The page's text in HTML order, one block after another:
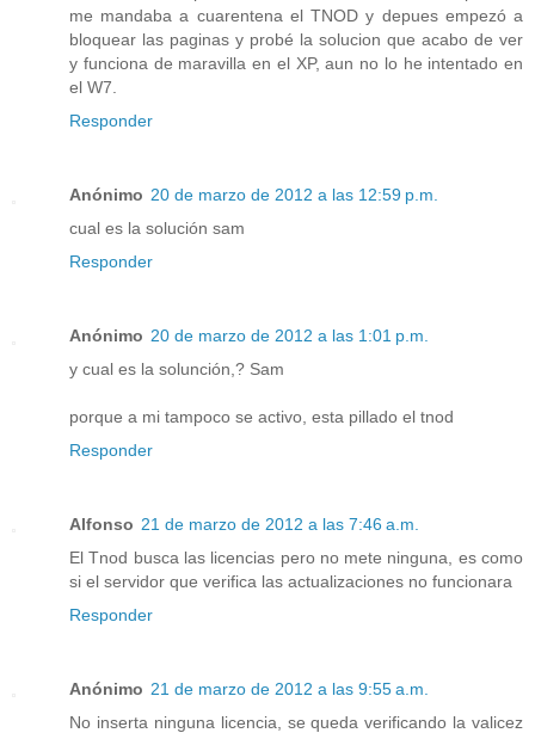
me mandaba a cuarentena el TNOD y depues empezó a
bloquear las paginas y probé la solucion que acabo de ver
y funciona de maravilla en el XP, aun no lo he intentado en
el W7.
Responder
Anónimo 20 de marzo de 2012 a las 12:59 p.m.
cual es la solución sam
Responder
Anónimo 20 de marzo de 2012 a las 1:01 p.m.
y cual es la solunción,? Sam
porque a mi tampoco se activo, esta pillado el tnod
Responder
Alfonso 21 de marzo de 2012 a las 7:46 a.m.
El Tnod busca las licencias pero no mete ninguna, es como
si el servidor que verifica las actualizaciones no funcionara
Responder
Anónimo 21 de marzo de 2012 a las 9:55 a.m.
No inserta ninguna licencia, se queda verificando la valicez